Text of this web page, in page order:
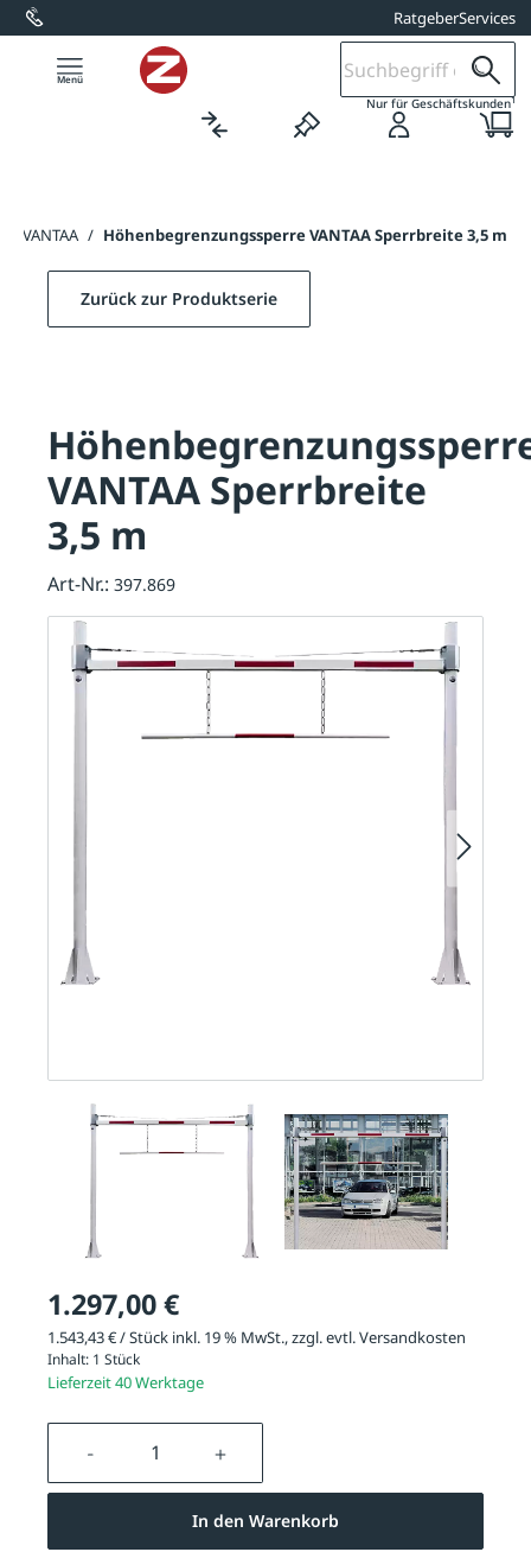
springen RatgeberServices
Nur für Geschäftskunden1
VANTAA / Höhenbegrenzungssperre VANTAA Sperrbreite 3,5 m
1.297,00 €
1.543,43 € / Stück inkl. 19 % MwSt., zzgl. evtl.Versandkosten
Inhalt: 1 Stück
Lieferzeit 40 Werktage
Produkt Anzahl: Gib den
In den Warenkorb
Zurück zur Produktserie
VANTAA Sperrbreite
3,5 m
Art-Nr.: 397.869